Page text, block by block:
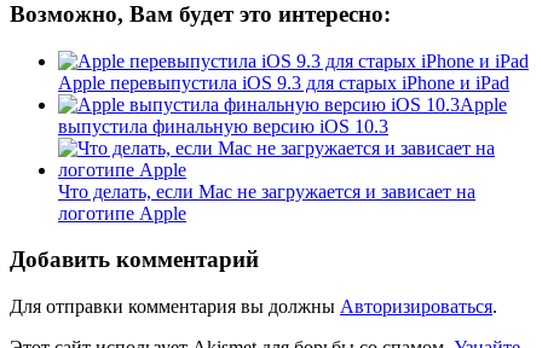
Возможно, Вам будет это интересно:
Apple перевыпустила iOS 9.3 для старых iPhone и iPad
Apple
выпустила финальную версию iOS 10.3
Что делать, если Mac не загружается и зависает на
логотипе Apple
Добавить комментарий
Для отправки комментария вы должны Авторизироваться.